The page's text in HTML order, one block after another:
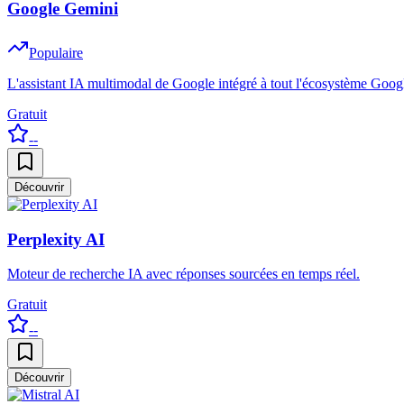
Google Gemini
Populaire
L'assistant IA multimodal de Google intégré à tout l'écosystème
Gratuit
--
Découvrir
Perplexity AI
Moteur de recherche IA avec réponses sourcées en temps réel.
Gratuit
--
Découvrir